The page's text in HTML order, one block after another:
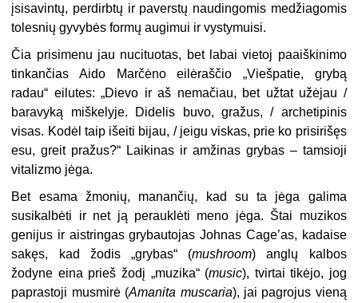
įsisavintų, perdirbtų ir paverstų naudingomis medžiagomis
tolesnių gyvybės formų augimui ir vystymuisi.
Čia prisimenu jau nucituotas, bet labai vietoj paaiškinimo
tinkančias Aido Marčėno eilėraščio „Viešpatie, grybą
radau“ eilutes: „Dievo ir aš nemačiau, bet užtat užėjau /
baravyką miškelyje. Didelis buvo, gražus, / archetipinis
visas. Kodėl taip išeiti bijau, / jeigu viskas, prie ko prisirišęs
esu, greit pražus?“ Laikinas ir amžinas grybas – tamsioji
vitalizmo jėga.
Bet esama žmonių, manančių, kad su ta jėga galima
susikalbėti ir net ją perauklėti meno jėga. Štai muzikos
genijus ir aistringas grybautojas Johnas Cage’as, kadaise
sakęs, kad žodis „grybas“ (mushroom) anglų kalbos
žodyne eina prieš žodį „muzika“ (music), tvirtai tikėjo, jog
paprastoji musmirė (Amanita muscaria), jai pagrojus vieną